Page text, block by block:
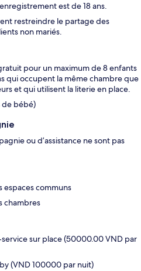
est de 18 ans.
restreindre le partage des
non mariés.
pour un maximum de 8 enfants
qui occupent la même chambre que
et qui utilisent la literie en place.
de bébé)
ou d’assistance ne sont pas
espaces communs
chambres
sur place (50000.00 VND par
(VND 100000 par nuit)